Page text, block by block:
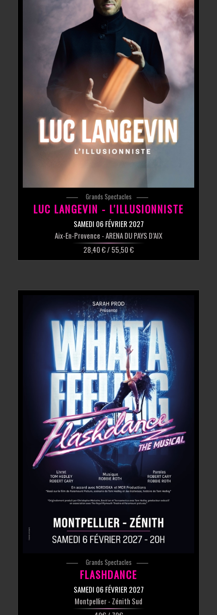
Grands Spectacles
LUC LANGEVIN - L'ILLUSIONNISTE
SAMEDI 06 FÉVRIER 2027
Aix-En-Provence - ARENA DU PAYS D’AIX
28,40 € / 55,50 €
Grands Spectacles
FLASHDANCE
SAMEDI 06 FÉVRIER 2027
Montpellier- Zénith Sud